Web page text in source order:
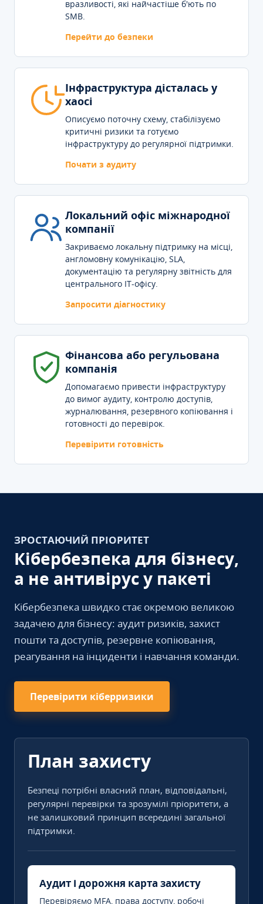
вразливості, які найчастіше б'ють по
SMB.
Перейти до безпеки
Інфраструктура дісталась у
хаосі
Описуємо поточну схему, стабілізуємо
критичні ризики та готуємо
інфраструктуру до регулярної підтримки.
Почати з аудиту
Локальний офіс міжнародної
компанії
Закриваємо локальну підтримку на місці,
англомовну комунікацію, SLA,
документацію та регулярну звітність для
центрального IT-офісу.
Запросити діагностику
Фінансова або регульована
компанія
Допомагаємо привести інфраструктуру
до вимог аудиту, контролю доступів,
журналювання, резервного копіювання і
готовності до перевірок.
Перевірити готовність
ЗРОСТАЮЧИЙ ПРІОРИТЕТ
Кібербезпека для бізнесу,
а не антивірус у пакеті
Кібербезпека швидко стає окремою великою
задачею для бізнесу: аудит ризиків, захист
пошти та доступів, резервне копіювання,
реагування на інциденти і навчання команди.
Перевірити кіберризики
План захисту
Безпеці потрібні власний план, відповідальні,
регулярні перевірки та зрозумілі пріоритети, а
не залишковий принцип всередині загальної
підтримки.
Аудит і дорожня карта захисту
Перевіряємо MFA, права доступу, робочі